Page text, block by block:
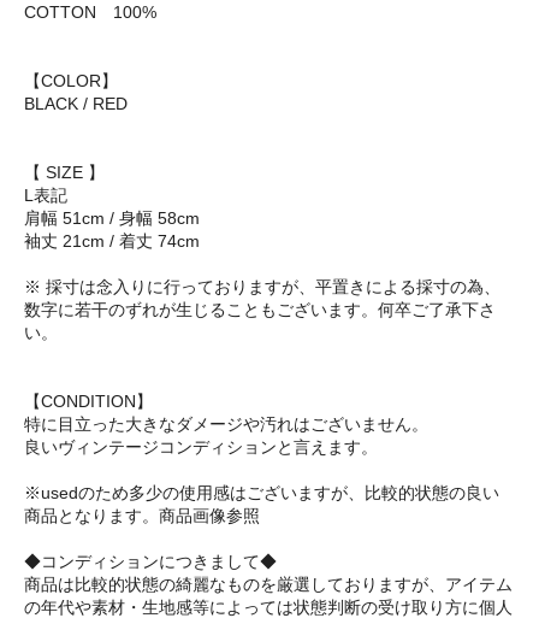
COTTON 100%
【COLOR】
BLACK / RED
【 SIZE 】
L表記
肩幅 51cm / 身幅 58cm
袖丈 21cm / 着丈 74cm
※ 採寸は念入りに行っておりますが、平置きによる採寸の為、
数字に若干のずれが生じることもございます。何卒ご了承下さ
い。
【CONDITION】
特に目立った大きなダメージや汚れはございません。
良いヴィンテージコンディションと言えます。
※usedのため多少の使用感はございますが、比較的状態の良い
商品となります。商品画像参照
◆コンディションにつきまして◆
商品は比較的状態の綺麗なものを厳選しておりますが、アイテム
の年代や素材・生地感等によっては状態判断の受け取り方に個人